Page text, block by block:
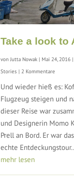
Take a look to
vonJutta Nowak | Mai 24, 2016 |
Stories | 2 Kommentare
Und wieder hieß es:
Flugzeug steigen und
dieser Reise war
und Designerin Momo
Prell an Bord. Er war
echte
mehr lesen